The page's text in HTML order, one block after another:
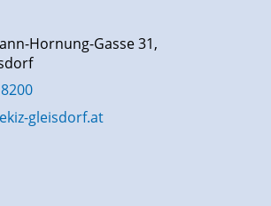
Hornung-Gasse 31,
gleisdorf.at